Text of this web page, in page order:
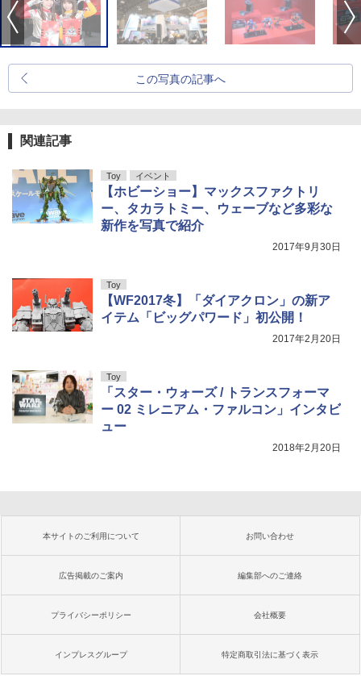
この写真の記事へ
関連記事
Toy イベント
【ホビーショー】マックスファクトリ
ー、タカラトミー、ウェーブなど多彩な
新作を写真で紹介
2017年9月30日
Toy
【WF2017冬】「ダイアクロン」の新ア
イテム「ビッグパワード」初公開！
2017年2月20日
Toy
「スター・ウォーズ / トランスフォーマ
ー 02 ミレニアム・ファルコン」インタビ
ュー
2018年2月20日
本サイトのご利用について お問い合わせ
広告掲載のご案内 編集部へのご連絡
プライバシーポリシー 会社概要
インプレスグループ 特定商取引法に基づく表示